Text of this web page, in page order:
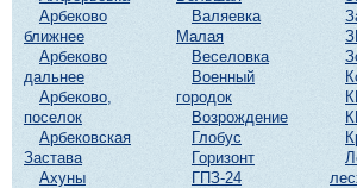
Арбеково
ближнее
Арбеково
дальнее
Арбеково,
поселок
Арбековская
Застава
Ахуны
Валяевка
Малая
Веселовка
Военный
городок
Возрождение
Глобус
Горизонт
ГПЗ-24